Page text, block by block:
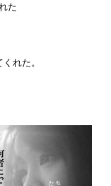
た
れた。